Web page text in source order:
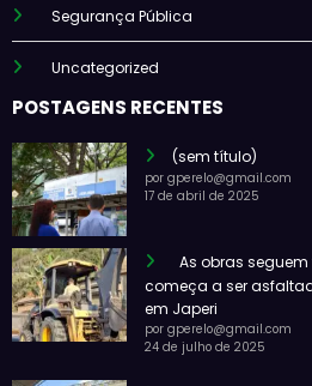
Segurança Pública
Uncategorized
POSTAGENS RECENTES
(sem título)
por gperelo@gmail.com
17 de abril de 2025
As obras
começa a ser
em Japeri
por gperelo@gmail.com
24 de julho de 2025